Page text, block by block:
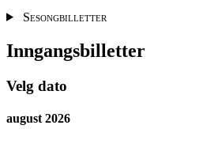
Sesongbilletter
Inngangsbilletter
Velg dato
august 2026